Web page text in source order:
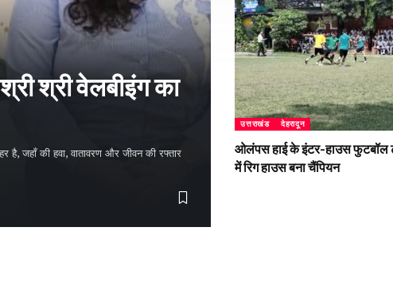
श्री वेलबीइंग का
है, जहाँ की हवा, वातावरण और जीवन की रफ्तार
उत्तराखंड देहरादून
ओलंपस हाई के इंटर-हाउस फुटबॉल
में रिग हाउस बना चैंपियन